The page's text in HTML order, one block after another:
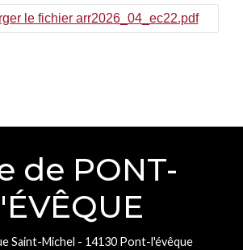
le fichier arr2026_04_ec22.pdf
de PONT-
Saint-Michel - 14130 Pont-l'évêque